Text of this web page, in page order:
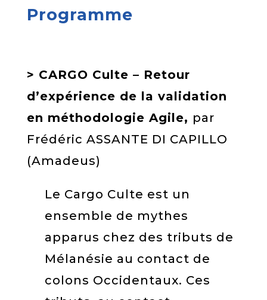
Programme
> CARGO Culte – Retour
d’expérience de la validation
en méthodologie Agile, par
Frédéric ASSANTE DI CAPILLO
(Amadeus)
Le Cargo Culte est un
ensemble de mythes
apparus chez des tributs de
Mélanésie au contact de
colons Occidentaux. Ces